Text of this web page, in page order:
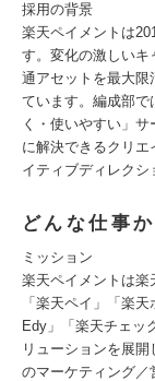
採用の背景
楽天ペイメントは
す。変化の激しいキ
通アセットを最大限
ています。編成部で
く・使いやすい」
に解決できるクリ
イティブディレクシ
どんな仕事か
ミッション
楽天ペイメントは楽
「楽天ペイ」「楽
Edy」「楽天チェッ
リューションを展
のマーケティング／